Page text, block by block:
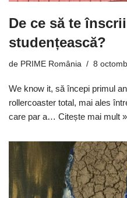
De ce să te
studențească?
de PRIME România 8
We know it, să începi primul
rollercoaster total, mai ales
care par a… Citește mai mult »